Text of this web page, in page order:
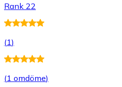
Rank 22
(1)
(1 omdöme)